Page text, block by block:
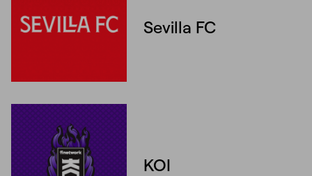
Unmute Settings
Sevilla FC
UnmuteSettings
KOI